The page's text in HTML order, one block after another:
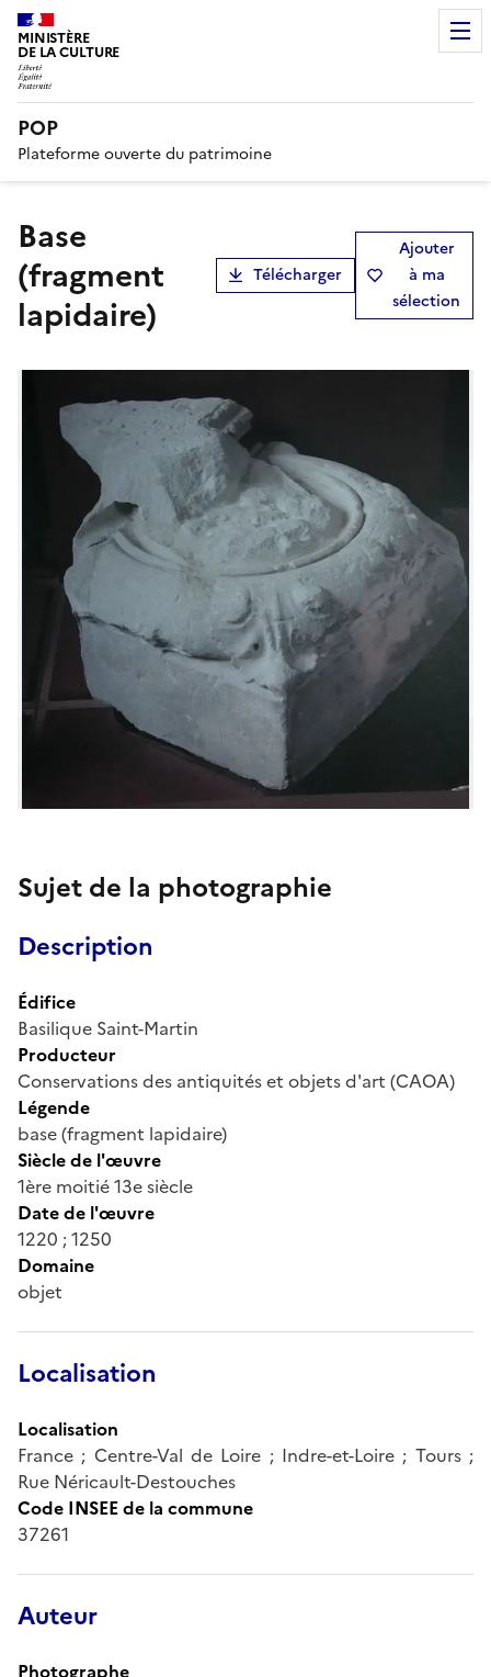
MINISTÈRE
DE LA CULTURE
POP
Plateforme ouverte du patrimoine
base
(fragment
lapidaire)
Télécharger
Ajouter
à ma
sélection
Sujet de la photographie
Description
Édifice
Basilique Saint-Martin
Producteur
Conservations des antiquités et objets d'art (CAOA)
Légende
base (fragment lapidaire)
Siècle de l'œuvre
1ère moitié 13e siècle
Date de l'œuvre
1220 ; 1250
Domaine
objet
Localisation
Localisation
France ; Centre-Val de Loire ; Indre-et-Loire ; Tours ;
Rue Néricault-Destouches
Code INSEE de la commune
37261
Auteur
Photographe